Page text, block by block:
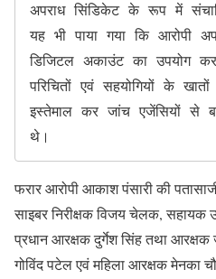
अपराध सिंडिकेट के रूप में
यह भी पाया गया कि आरोपी
डिजिटल अकाउंट का उपयोग
परिचितों एवं सहयोगियों के
इस्तेमाल कर जांच एजेंसियों से
थे।
फरार आरोपी आकाश पंसारी की
साइबर निरीक्षक विजय चेलक, सहायक
प्रधान आरक्षक दुर्गेश सिंह तथा आरक्षक
गोविंद पटेल एवं महिला आरक्षक मेनका